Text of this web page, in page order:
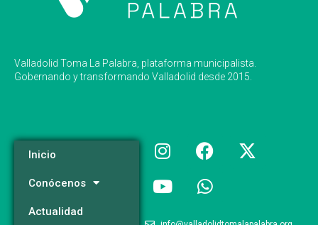
Valladolid Toma La Palabra, plataforma municipalista.
Gobernando y transformando Valladolid desde 2015.
Inicio
Conócenos
Actualidad